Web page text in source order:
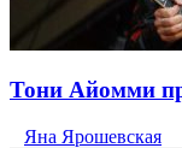
Тони Айомми
Яна Ярошевская